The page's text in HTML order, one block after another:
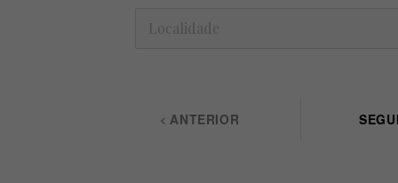
keyboard_arrow_leftANTERIOR